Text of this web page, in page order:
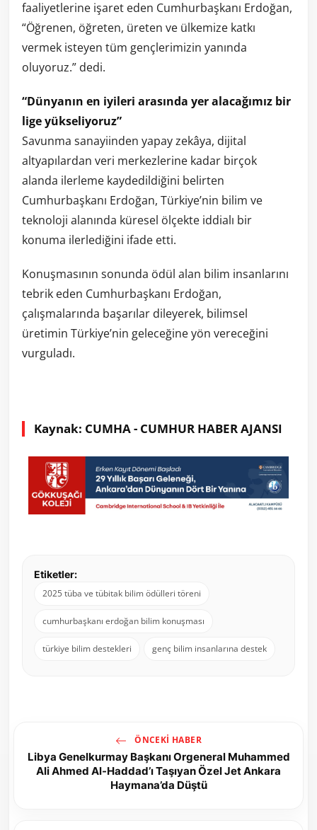
faaliyetlerine işaret eden Cumhurbaşkanı Erdoğan,
“Öğrenen, öğreten, üreten ve ülkemize katkı
vermek isteyen tüm gençlerimizin yanında
oluyoruz.” dedi.
“Dünyanın en iyileri arasında yer alacağımız bir
lige yükseliyoruz”
Savunma sanayiinden yapay zekâya, dijital
altyapılardan veri merkezlerine kadar birçok
alanda ilerleme kaydedildiğini belirten
Cumhurbaşkanı Erdoğan, Türkiye’nin bilim ve
teknoloji alanında küresel ölçekte iddialı bir
konuma ilerlediğini ifade etti.
Konuşmasının sonunda ödül alan bilim insanlarını
tebrik eden Cumhurbaşkanı Erdoğan,
çalışmalarında başarılar dileyerek, bilimsel
üretimin Türkiye’nin geleceğine yön vereceğini
vurguladı.
Kaynak: CUMHA - CUMHUR HABER AJANSI
Etiketler:
2025 tüba ve tübitak bilim ödülleri töreni
cumhurbaşkanı erdoğan bilim konuşması
türkiye bilim destekleri genç bilim insanlarına destek
ÖNCEKI HABER
Libya Genelkurmay Başkanı Orgeneral Muhammed
Ali Ahmed Al-Haddad’ı Taşıyan Özel Jet Ankara
Haymana’da Düştü